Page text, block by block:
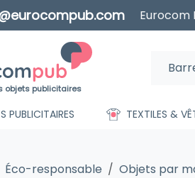
Eurocom
objets publicitaires
PUBLICITAIRES TEXTILES &
Éco-responsable Objets par